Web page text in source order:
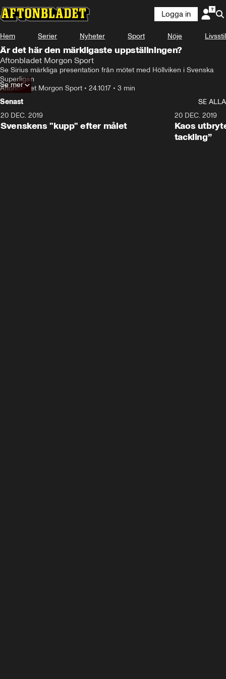
Logga in
Hem Serier Nyheter Sport Nöje Livsstil
Är det här den märkligaste uppställningen?
Aftonbladet Morgon Sport
Se Sirius märkliga presentation från mötet med Höllviken i Svenska
Superligan
Aftonbladet Morgon Sport • 24.10.17 • 3 min
Se mer
Senast
SE ALLA
20 DEC. 2019
Svenskens "kupp" efter målet
20 DEC. 2019
Kaos
tackling”